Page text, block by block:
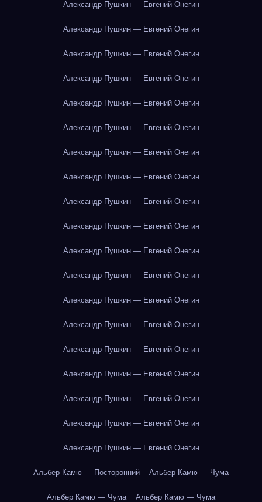
Александр Пушкин — Евгений Онегин
Александр Пушкин — Евгений Онегин
Александр Пушкин — Евгений Онегин
Александр Пушкин — Евгений Онегин
Александр Пушкин — Евгений Онегин
Александр Пушкин — Евгений Онегин
Александр Пушкин — Евгений Онегин
Александр Пушкин — Евгений Онегин
Александр Пушкин — Евгений Онегин
Александр Пушкин — Евгений Онегин
Александр Пушкин — Евгений Онегин
Александр Пушкин — Евгений Онегин
Александр Пушкин — Евгений Онегин
Александр Пушкин — Евгений Онегин
Александр Пушкин — Евгений Онегин
Александр Пушкин — Евгений Онегин
Александр Пушкин — Евгений Онегин
Александр Пушкин — Евгений Онегин
Александр Пушкин — Евгений Онегин
Альбер Камю — Посторонний Альбер Камю — Чума
Альбер Камю — Чума Альбер Камю — Чума